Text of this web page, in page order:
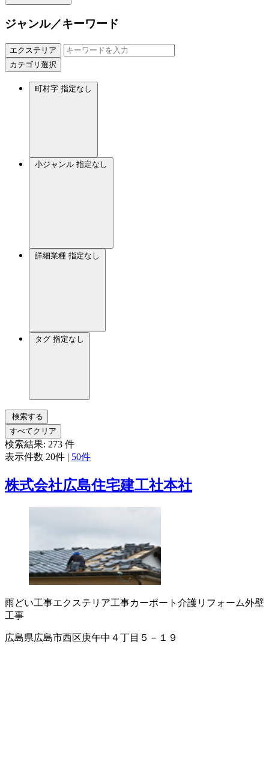
ジャンル／キーワード
エクステリア
カテゴリ選択
町村字 指定なし
小ジャンル 指定なし
詳細業種 指定なし
タグ 指定なし
検索する
すべてクリア
検索結果: 273 件
表示件数 20件 | 50件
株式会社広島住宅建工社本社
雨どい工事エクステリア工事カーポート 介護リフォーム外壁
工事
広島県広島市西区庚午中４丁目５－１９